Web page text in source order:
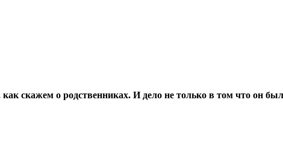
скажем о родственниках. И дело не только в том что он